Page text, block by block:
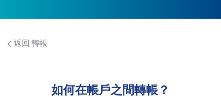
返回 轉帳
如何在帳戶之間轉帳？